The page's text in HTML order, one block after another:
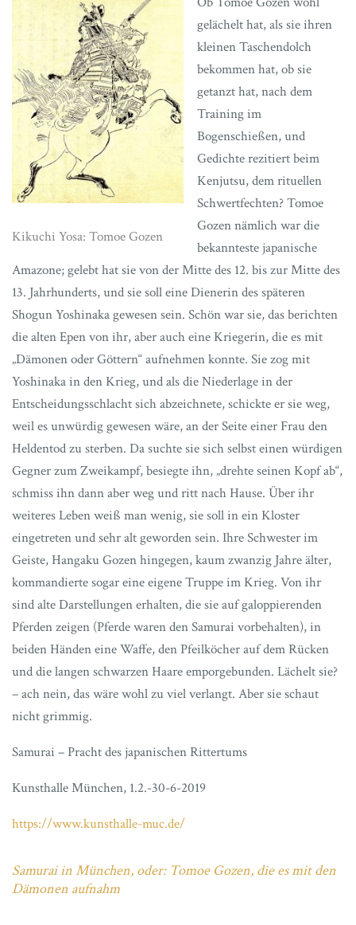
Kikuchi Yosa: Tomoe Gozen
gelächelt hat, als sie ihren
kleinen Taschendolch
bekommen hat, ob sie
getanzt hat, nach dem
Training im
Bogenschießen, und
Gedichte rezitiert beim
Kenjutsu, dem rituellen
Schwertfechten? Tomoe
Gozen nämlich war die
bekannteste japanische
Amazone; gelebt hat sie von der Mitte des 12. bis zur Mitte des
13. Jahrhunderts, und sie soll eine Dienerin des späteren
Shogun Yoshinaka gewesen sein. Schön war sie, das berichten
die alten Epen von ihr, aber auch eine Kriegerin, die es mit
„Dämonen oder Göttern“ aufnehmen konnte. Sie zog mit
Yoshinaka in den Krieg, und als die Niederlage in der
Entscheidungsschlacht sich abzeichnete, schickte er sie weg,
weil es unwürdig gewesen wäre, an der Seite einer Frau den
Heldentod zu sterben. Da suchte sie sich selbst einen würdigen
Gegner zum Zweikampf, besiegte ihn, „drehte seinen Kopf ab“,
schmiss ihn dann aber weg und ritt nach Hause. Über ihr
weiteres Leben weiß man wenig, sie soll in ein Kloster
eingetreten und sehr alt geworden sein. Ihre Schwester im
Geiste, Hangaku Gozen hingegen, kaum zwanzig Jahre älter,
kommandierte sogar eine eigene Truppe im Krieg. Von ihr
sind alte Darstellungen erhalten, die sie auf galoppierenden
Pferden zeigen (Pferde waren den Samurai vorbehalten), in
beiden Händen eine Waffe, den Pfeilköcher auf dem Rücken
und die langen schwarzen Haare emporgebunden. Lächelt sie?
– ach nein, das wäre wohl zu viel verlangt. Aber sie schaut
nicht grimmig.
Samurai – Pracht des japanischen Rittertums
Kunsthalle München, 1.2.-30-6-2019
https://www.kunsthalle-muc.de/
Samurai in München, oder: Tomoe Gozen, die es mit den
Dämonen aufnahm